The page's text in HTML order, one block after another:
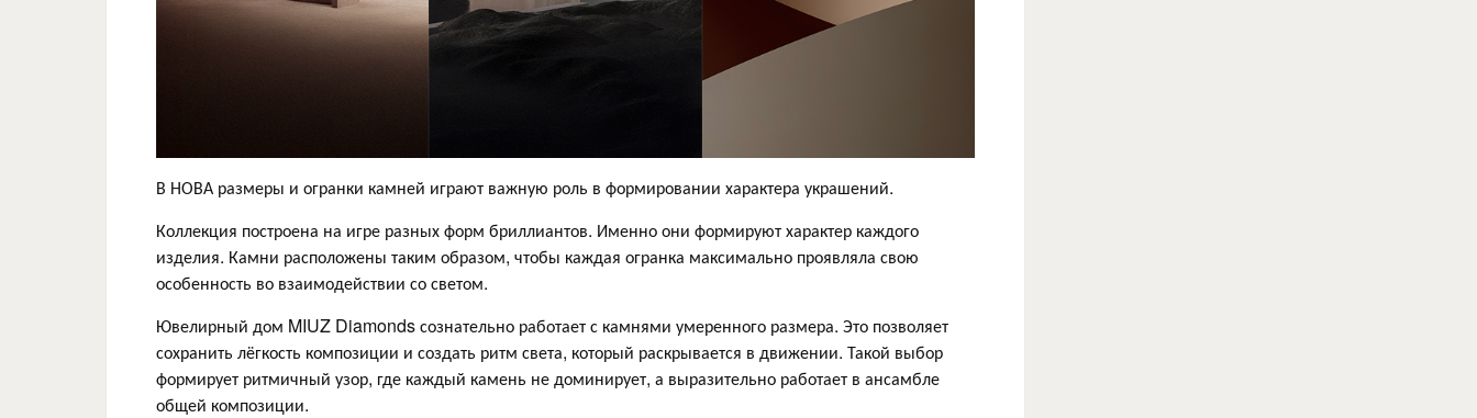
В НОВА размеры и огранки камней играют важную роль в формировании характера украшений.
Коллекция построена на игре разных форм бриллиантов. Именно они формируют характер каждого
изделия. Камни расположены таким образом, чтобы каждая огранка максимально проявляла свою
особенность во взаимодействии со светом.
Ювелирный дом MIUZ Diamonds сознательно работает с камнями умеренного размера. Это позволяет
сохранить лёгкость композиции и создать ритм света, который раскрывается в движении. Такой выбор
формирует ритмичный узор, где каждый камень не доминирует, а выразительно работает в ансамбле
общей композиции.